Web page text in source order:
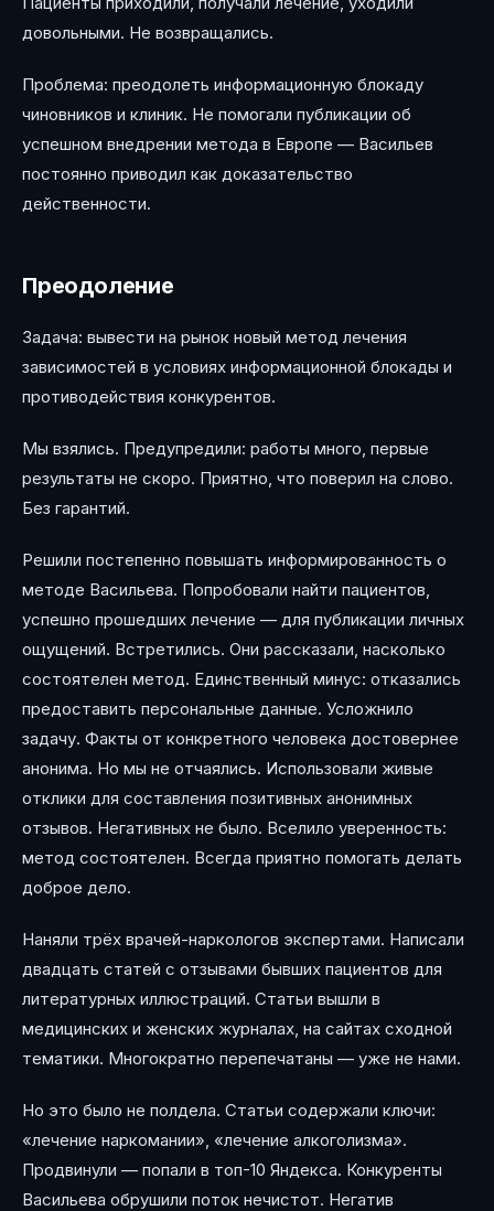
довольными. Не возвращались.
Проблема: преодолеть информационную блокаду
чиновников и клиник. Не помогали публикации об
успешном внедрении метода в Европе — Васильев
постоянно приводил как доказательство
действенности.
Преодоление
Задача: вывести на рынок новый метод лечения
зависимостей в условиях информационной блокады и
противодействия конкурентов.
Мы взялись. Предупредили: работы много, первые
результаты не скоро. Приятно, что поверил на слово.
Без гарантий.
Решили постепенно повышать информированность о
методе Васильева. Попробовали найти пациентов,
успешно прошедших лечение — для публикации личных
ощущений. Встретились. Они рассказали, насколько
состоятелен метод. Единственный минус: отказались
предоставить персональные данные. Усложнило
задачу. Факты от конкретного человека достовернее
анонима. Но мы не отчаялись. Использовали живые
отклики для составления позитивных анонимных
отзывов. Негативных не было. Вселило уверенность:
метод состоятелен. Всегда приятно помогать делать
доброе дело.
Наняли трёх врачей-наркологов экспертами. Написали
двадцать статей с отзывами бывших пациентов для
литературных иллюстраций. Статьи вышли в
медицинских и женских журналах, на сайтах сходной
тематики. Многократно перепечатаны — уже не нами.
Но это было не полдела. Статьи содержали ключи:
«лечение наркомании», «лечение алкоголизма».
Продвинули — попали в топ-10 Яндекса. Конкуренты
Васильева обрушили поток нечистот. Негатив